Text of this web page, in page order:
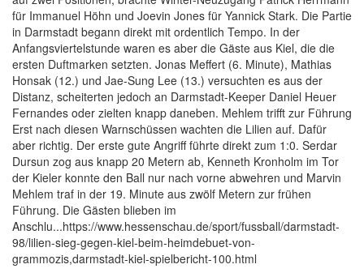
für Immanuel Höhn und Joevin Jones für Yannick Stark. Die Partie
in Darmstadt begann direkt mit ordentlich Tempo. In der
Anfangsviertelstunde waren es aber die Gäste aus Kiel, die die
ersten Duftmarken setzten. Jonas Meffert (6. Minute), Mathias
Honsak (12.) und Jae-Sung Lee (13.) versuchten es aus der
Distanz, scheiterten jedoch an Darmstadt-Keeper Daniel Heuer
Fernandes oder zielten knapp daneben. Mehlem trifft zur Führung
Erst nach diesen Warnschüssen wachten die Lilien auf. Dafür
aber richtig. Der erste gute Angriff führte direkt zum 1:0. Serdar
Dursun zog aus knapp 20 Metern ab, Kenneth Kronholm im Tor
der Kieler konnte den Ball nur nach vorne abwehren und Marvin
Mehlem traf in der 19. Minute aus zwölf Metern zur frühen
Führung. Die Gästen blieben im
Anschlu...https://www.hessenschau.de/sport/fussball/darmstadt-
98/lilien-sieg-gegen-kiel-beim-heimdebuet-von-
grammozis,darmstadt-kiel-spielbericht-100.html